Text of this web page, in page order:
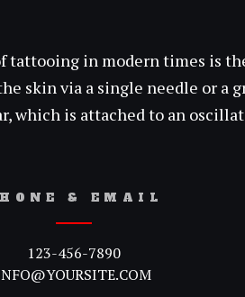
tattooing in modern times is
skin via a single needle or a
which is attached to an
& EMAIL
123-456-7890